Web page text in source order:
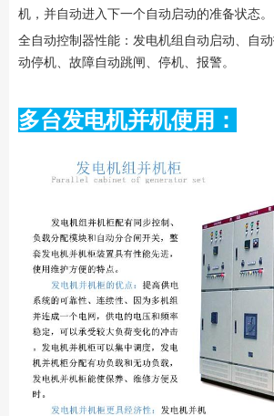
机，并自动进入下一个自动启动的准备状
全自动控制器性能：发电机组自动启动、自
动停机、故障自动跳闸、停机、报警。
多台发电机并机使用：